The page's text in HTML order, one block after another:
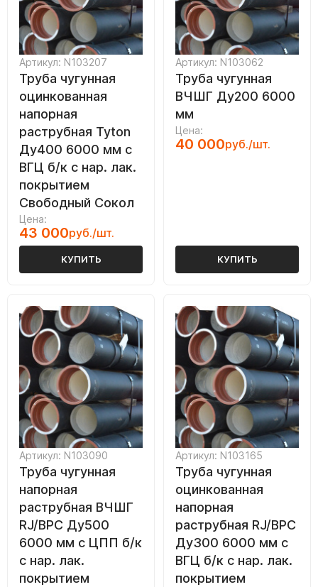
Артикул: N103207
Труба чугунная
оцинкованная
напорная
раструбная Tyton
Ду400 6000 мм с
ВГЦ б/к с нар. лак.
покрытием
Свободный Сокол
Цена:
43 000руб./шт.
КУПИТЬ
Артикул: N103062
Труба чугунная
ВЧШГ Ду200 6000
мм
Цена:
40 000руб./шт.
КУПИТЬ
Артикул: N103090
Труба чугунная
напорная
раструбная ВЧШГ
RJ/ВРС Ду500
6000 мм с ЦПП б/к
с нар. лак.
покрытием
Артикул: N103165
Труба чугунная
оцинкованная
напорная
раструбная RJ/ВРС
Ду300 6000 мм с
ВГЦ б/к с нар. лак.
покрытием